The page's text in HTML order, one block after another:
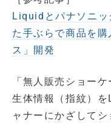
Liquidとパナソニッ
た手ぶらで商品を
ス」開発
「無人販売ショー
生体情報（指紋）
ャナーにかざして